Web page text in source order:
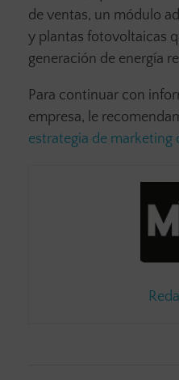
de ventas, un módulo
y plantas fotovoltaicas
generación de energía
Para continuar con
empresa, le
estrategia de marketing